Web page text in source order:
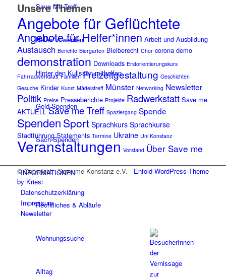
Save Me Treff
Helfer*in werden
Hinter den Kulissen mithelfen
Geld-Spenden
Sach-Spenden
INFORMATIONEN
Rechtliches & Abläufe
Wohnungssuche
Alltag
Unsere Themen
Angebote für Geflüchtete
Angebote für Helfer*innen Arbeit und Ausbildung
Austausch Berichte Biergarten Bleiberecht Chor corona demo
demonstration Downloads Erstorientierungskurs
Fahrradwerkstatt Familien Freizeitgestaltung Geschichten
Gesuche Kinder Kunst Mädelstreff Münster Networking Newsletter
Politik Preise Presseberichte Projekte Radwerkstatt Save me
AKTUELL Save me Treff Spaziergang Spende
Spenden Sport Sprachkurs Sprachkurse
Stadtführung Statements Termine Ukraine Uni Konstanz
Veranstaltungen Vorstand Über Save me
© Copyright - Save me Konstanz e.V. - Enfold WordPress Theme
by Kriesi
Datenschutzerklärung
Impressum
Newsletter